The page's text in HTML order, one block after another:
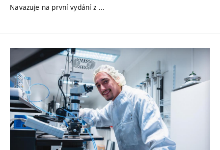
Navazuje na první vydání z ...